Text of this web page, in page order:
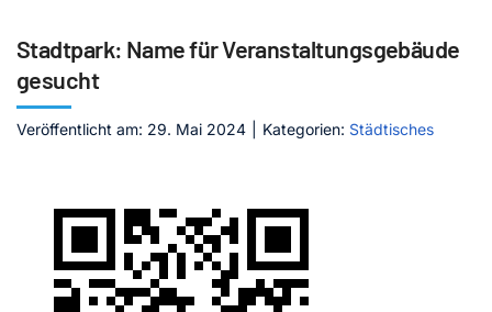
Mediathek
Jetzt abonnieren
Stadtpark: Name für Veranstaltungsgebäude
gesucht
Veröffentlicht am: 29. Mai 2024 Kategorien: Städtisches